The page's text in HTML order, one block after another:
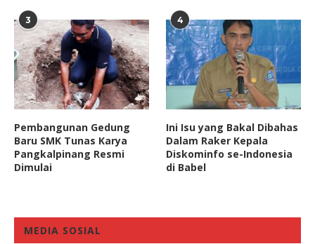
3
Pembangunan Gedung
Baru SMK Tunas Karya
Pangkalpinang Resmi
Dimulai
4
Ini Isu yang Bakal Dibahas
Dalam Raker Kepala
Diskominfo se-Indonesia
di Babel
MEDIA SOSIAL